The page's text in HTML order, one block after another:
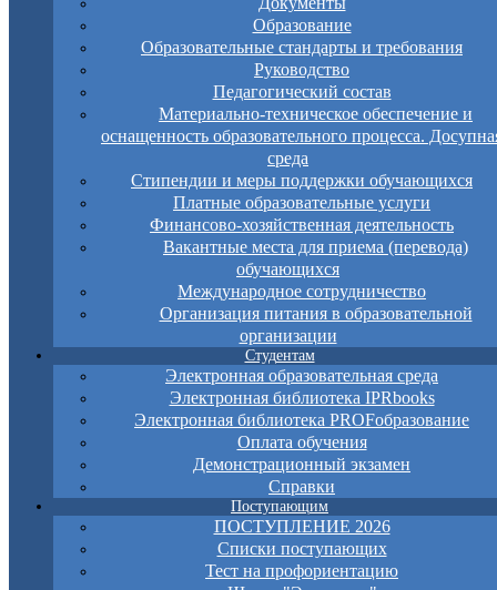
Образование
Образовательные стандарты и требования
Руководство
Педагогический состав
Материально-техническое обеспечение и
оснащенность образовательного процесса.
среда
Стипендии и меры поддержки обучающихся
Платные образовательные услуги
Финансово-хозяйственная деятельность
Вакантные места для приема (перевода)
обучающихся
Международное сотрудничество
Организация питания в образовательной
организации
Студентам
Электронная образовательная среда
Электронная библиотека IPRbooks
Электронная библиотека PROFобразование
Оплата обучения
Демонстрационный экзамен
Справки
Поступающим
ПОСТУПЛЕНИЕ 2026
Списки поступающих
Тест на профориентацию